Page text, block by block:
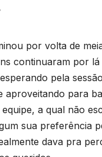
por volta de
continuaram por
pela
aproveitando para
a qual não
sua preferência
dava pra